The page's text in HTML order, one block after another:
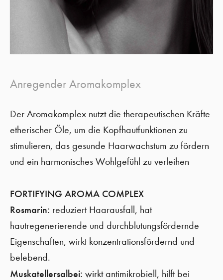
Anregender Aromakomplex
Der Aromakomplex nutzt die therapeutischen Kräfte
etherischer Öle, um die Kopfhautfunktionen zu
stimulieren, das gesunde Haarwachstum zu fördern
und ein harmonisches Wohlgefühl zu verleihen
FORTIFYING AROMA COMPLEX
Rosmarin: reduziert Haarausfall, hat
hautregenerierende und durchblutungsfördernde
Eigenschaften, wirkt konzentrationsfördernd und
belebend.
Muskatellersalbei: wirkt antimikrobiell, hilft bei